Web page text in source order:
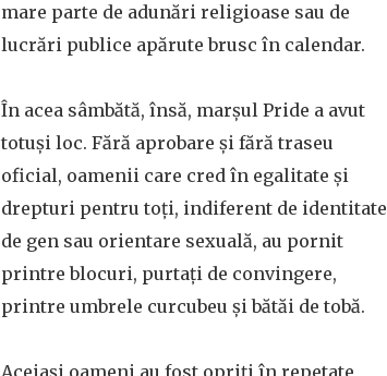
mare parte de adunări religioase sau de
lucrări publice apărute brusc în calendar.
În acea sâmbătă, însă, marșul Pride a avut
totuși loc. Fără aprobare și fără traseu
oficial, oamenii care cred în egalitate și
drepturi pentru toți, indiferent de identitate
de gen sau orientare sexuală, au pornit
printre blocuri, purtați de convingere,
printre umbrele curcubeu și bătăi de tobă.
Aceiași oameni au fost opriți în repetate